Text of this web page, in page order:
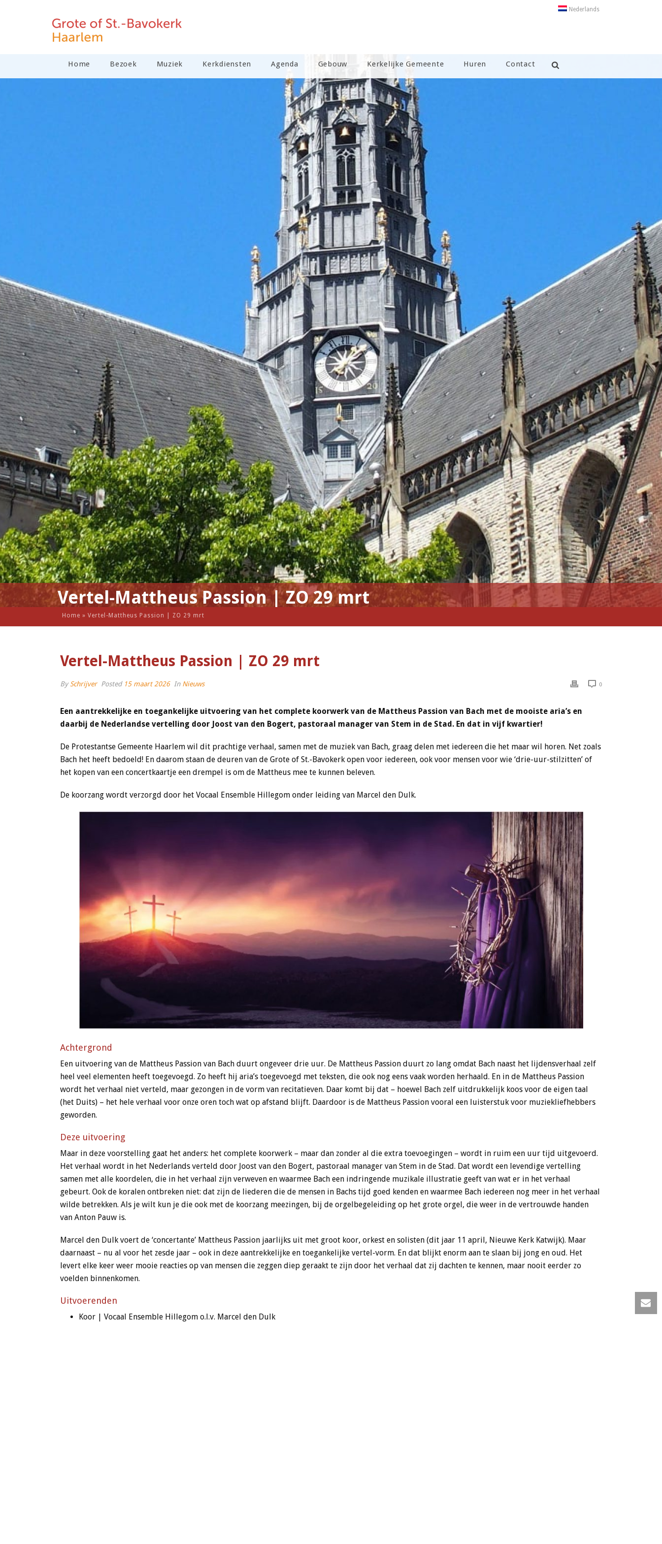
Nederlands
Home Bezoek Muziek Kerkdiensten Agenda Gebouw Kerkelijke Gemeente Huren Contact
Vertel-Mattheus Passion | ZO 29 mrt
Home » Vertel-Mattheus Passion | ZO 29 mrt
Vertel-Mattheus Passion | ZO 29 mrt
BySchrijver Posted 15 maart 2026 In Nieuws 0
Een aantrekkelijke en toegankelijke uitvoering van het complete koorwerk van de Mattheus Passion van Bach met de mooiste aria’s en
daarbij de Nederlandse vertelling door Joost van den Bogert, pastoraal manager van Stem in de Stad. En dat in vijf kwartier!
De Protestantse Gemeente Haarlem wil dit prachtige verhaal, samen met de muziek van Bach, graag delen met iedereen die het maar wil horen. Net zoals
Bach het heeft bedoeld! En daarom staan de deuren van de Grote of St.-Bavokerk open voor iedereen, ook voor mensen voor wie ‘drie-uur-stilzitten’ of
het kopen van een concertkaartje een drempel is om de Mattheus mee te kunnen beleven.
De koorzang wordt verzorgd door het Vocaal Ensemble Hillegom onder leiding van Marcel den Dulk.
Achtergrond
Een uitvoering van de Mattheus Passion van Bach duurt ongeveer drie uur. De Mattheus Passion duurt zo lang omdat Bach naast het lijdensverhaal zelf
heel veel elementen heeft toegevoegd. Zo heeft hij aria’s toegevoegd met teksten, die ook nog eens vaak worden herhaald. En in de Mattheus Passion
wordt het verhaal niet verteld, maar gezongen in de vorm van recitatieven. Daar komt bij dat – hoewel Bach zelf uitdrukkelijk koos voor de eigen taal
(het Duits) – het hele verhaal voor onze oren toch wat op afstand blijft. Daardoor is de Mattheus Passion vooral een luisterstuk voor muziekliefhebbers
geworden.
Deze uitvoering
Maar in deze voorstelling gaat het anders: het complete koorwerk – maar dan zonder al die extra toevoegingen – wordt in ruim een uur tijd uitgevoerd.
Het verhaal wordt in het Nederlands verteld door Joost van den Bogert, pastoraal manager van Stem in de Stad. Dat wordt een levendige vertelling
samen met alle koordelen, die in het verhaal zijn verweven en waarmee Bach een indringende muzikale illustratie geeft van wat er in het verhaal
gebeurt. Ook de koralen ontbreken niet: dat zijn de liederen die de mensen in Bachs tijd goed kenden en waarmee Bach iedereen nog meer in het verhaal
wilde betrekken. Als je wilt kun je die ook met de koorzang meezingen, bij de orgelbegeleiding op het grote orgel, die weer in de vertrouwde handen
van Anton Pauw is.
Marcel den Dulk voert de ‘concertante’ Mattheus Passion jaarlijks uit met groot koor, orkest en solisten (dit jaar 11 april, Nieuwe Kerk Katwijk). Maar
daarnaast – nu al voor het zesde jaar – ook in deze aantrekkelijke en toegankelijke vertel-vorm. En dat blijkt enorm aan te slaan bij jong en oud. Het
levert elke keer weer mooie reacties op van mensen die zeggen diep geraakt te zijn door het verhaal dat zij dachten te kennen, maar nooit eerder zo
voelden binnenkomen.
Uitvoerenden
Koor | Vocaal Ensemble Hillegom o.l.v. Marcel den Dulk